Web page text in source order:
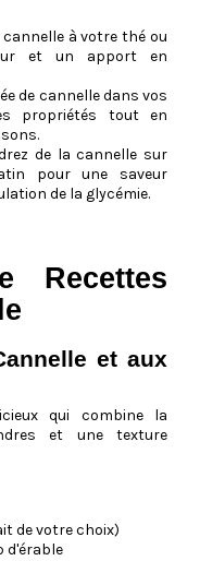
à votre thé ou
et un apport en
de cannelle dans vos
propriétés tout en
de la cannelle sur
pour une saveur
de la glycémie.
Recettes
et aux
qui combine la
et une texture
de votre choix)
d'érable